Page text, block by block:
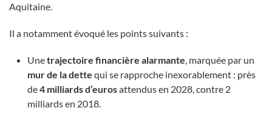
Aquitaine.
Il a notamment évoqué les points suivants :
Unetrajectoire financière alarmante, marquée par un
mur de la dette qui se rapproche inexorablement : près
de4 milliards d’eurosattendus en 2028, contre 2
milliards en 2018.